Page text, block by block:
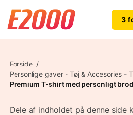
3
Forside /
Personlige gaver - Tøj & Accesories -
Premium T-shirt med personligt
Dele af indholdet på denne side